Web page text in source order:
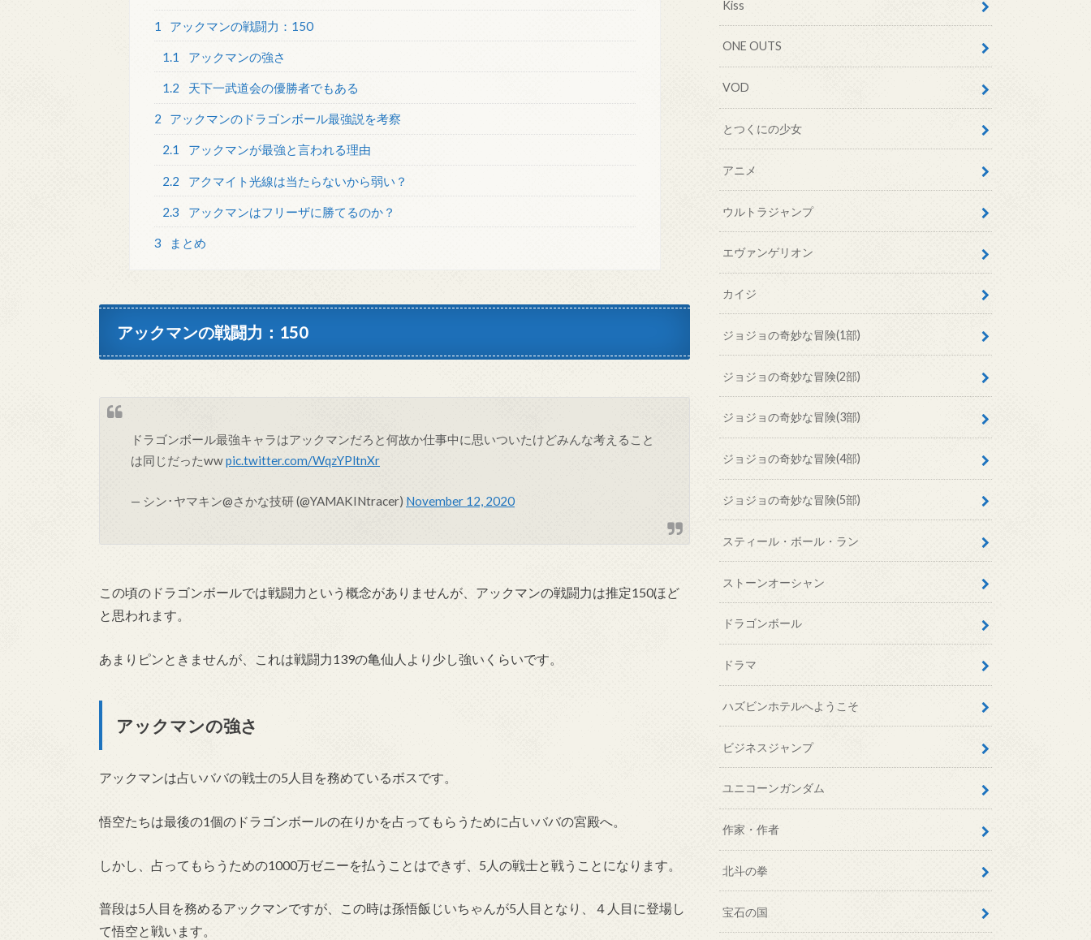
1 アックマンの戦闘力：150
1.1 アックマンの強さ
1.2 天下一武道会の優勝者でもある
2 アックマンのドラゴンボール最強説を考察
2.1 アックマンが最強と言われる理由
2.2 アクマイト光線は当たらないから弱い？
2.3 アックマンはフリーザに勝てるのか？
3 まとめ
アックマンの戦闘力：150
ドラゴンボール最強キャラはアックマンだろと何故か仕事中に思いついたけどみんな考えること
は同じだったwwpic.twitter.com/WqzYPltnXr
— シン･ヤマキン@さかな技研 (@YAMAKINtracer) November 12, 2020
この頃のドラゴンボールでは戦闘力という概念がありませんが、アックマンの戦闘力は推定150ほど
と思われます。
あまりピンときませんが、これは戦闘力139の亀仙人より少し強いくらいです。
アックマンの強さ
アックマンは占いババの戦士の5人目を務めているボスです。
悟空たちは最後の1個のドラゴンボールの在りかを占ってもらうために占いババの宮殿へ。
しかし、占ってもらうための1000万ゼニーを払うことはできず、5人の戦士と戦うことになります。
普段は5人目を務めるアックマンですが、この時は孫悟飯じいちゃんが5人目となり、４人目に登場し
て悟空と戦います。
Kiss
ONE OUTS
VOD
とつくにの少女
アニメ
ウルトラジャンプ
エヴァンゲリオン
カイジ
ジョジョの奇妙な冒険(1部)
ジョジョの奇妙な冒険(2部)
ジョジョの奇妙な冒険(3部)
ジョジョの奇妙な冒険(4部)
ジョジョの奇妙な冒険(5部)
スティール・ボール・ラン
ストーンオーシャン
ドラゴンボール
ドラマ
ハズビンホテルへようこそ
ビジネスジャンプ
ユニコーンガンダム
作家・作者
北斗の拳
宝石の国